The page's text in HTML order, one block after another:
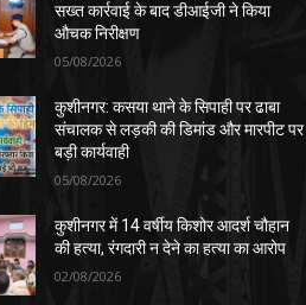
सख्त कार्रवाई के बाद डीआईजी ने किया
औचक निरीक्षण
05/08/2026
कुशीनगर: कसया थाने के सिपाही पर ढाबा
संचालक से लड़की की डिमांड और मारपीट पर
बड़ी कार्यवाही
05/08/2026
कुशीनगर में 14 वर्षीय किशोर आदर्श चौहान
की हत्या, रंगदारी न देने का हत्या का आरोप
02/08/2026